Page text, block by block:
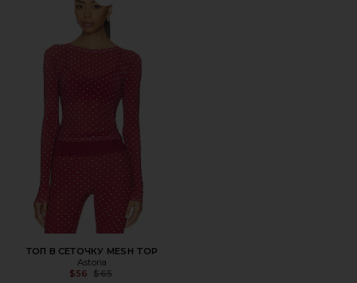
Favorite ТОП В СЕТОЧКУ MESH TOP
ТОП В СЕТОЧКУ MESH TOP
Astoria
$56
Previous price:
$65